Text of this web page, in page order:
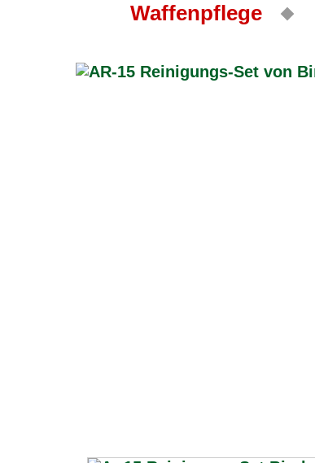
Waffenpflege